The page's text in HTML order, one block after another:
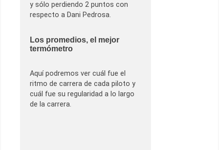
y sólo perdiendo 2 puntos con
respecto a Dani Pedrosa.
Los promedios, el mejor
termómetro
Aquí podremos ver cuál fue el
ritmo de carrera de cada piloto y
cuál fue su regularidad a lo largo
de la carrera.